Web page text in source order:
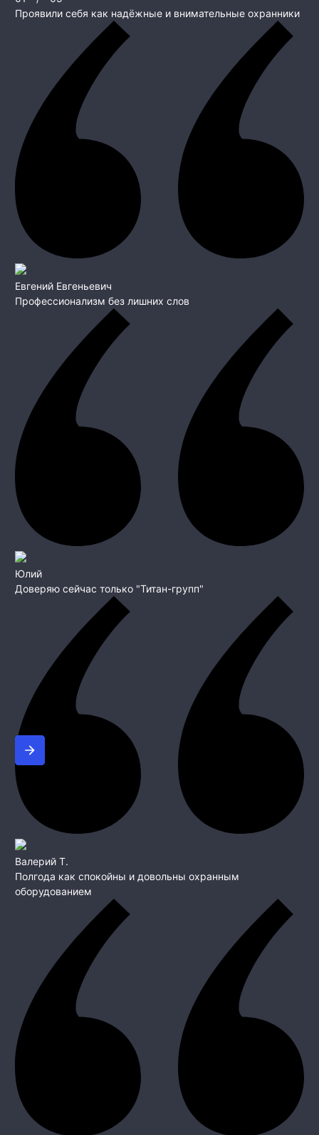
Проявили себя как надёжные и внимательные охранники
Евгений Евгеньевич
Профессионализм без лишних слов
Юлий
Доверяю сейчас только "Титан-групп"
Валерий Т.
Полгода как спокойны и довольны охранным
оборудованием